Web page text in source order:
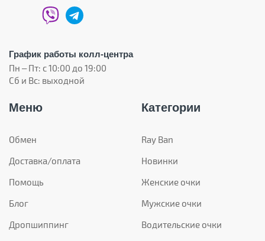
График работы колл-центра
Пн – Пт: с 10:00 до 19:00
Сб и Вс: выходной
Меню
Обмен
Доставка/оплата
Помощь
Блог
Дропшиппинг
Категории
Ray Ban
Новинки
Женские очки
Мужские очки
Водительские очки